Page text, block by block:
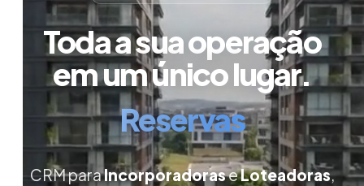
Toda a sua operação
em um único lugar.
Proposta
CRM paraIncorporadoraseLoteadoras,